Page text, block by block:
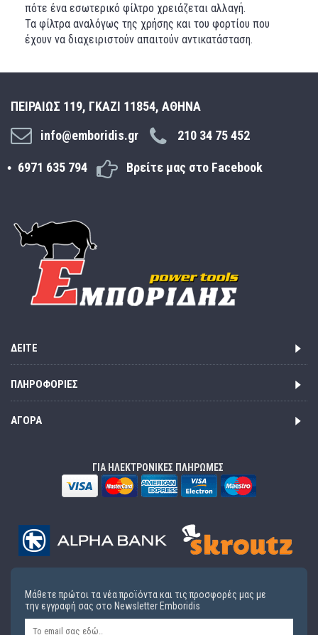
πότε ένα εσωτερικό φίλτρο χρειάζεται αλλαγή.
Τα φίλτρα αναλόγως της χρήσης και του φορτίου που
έχουν να διαχειριστούν απαιτούν αντικατάσταση.
ΠΕΙΡΑΙΩΣ 119, ΓΚΑΖΙ 11854, ΑΘΗΝΑ
info@emboridis.gr
210 34 75 452
6971 635 794 Βρείτε μας στο Facebook
ΔΕΊΤΕ
ΠΛΗΡΟΦΟΡΊΕΣ
ΑΓΟΡΆ
ΓΙΑ ΗΛΕΚΤΡΟΝΙΚΕΣ ΠΛΗΡΩΜΕΣ
Μάθετε πρώτοι τα νέα προϊόντα και τις προσφορές μας με
την εγγραφή σας στο Newsletter Emboridis